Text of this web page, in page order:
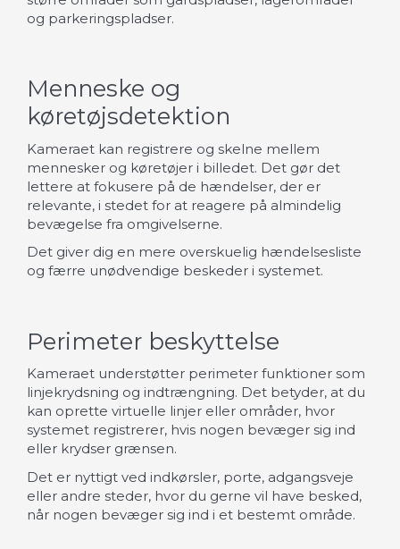
og parkeringspladser.
Menneske og
køretøjsdetektion
Kameraet kan registrere og skelne mellem
mennesker og køretøjer i billedet. Det gør det
lettere at fokusere på de hændelser, der er
relevante, i stedet for at reagere på almindelig
bevægelse fra omgivelserne.
Det giver dig en mere overskuelig hændelsesliste
og færre unødvendige beskeder i systemet.
Perimeter beskyttelse
Kameraet understøtter perimeter funktioner som
linjekrydsning og indtrængning. Det betyder, at du
kan oprette virtuelle linjer eller områder, hvor
systemet registrerer, hvis nogen bevæger sig ind
eller krydser grænsen.
Det er nyttigt ved indkørsler, porte, adgangsveje
eller andre steder, hvor du gerne vil have besked,
når nogen bevæger sig ind i et bestemt område.